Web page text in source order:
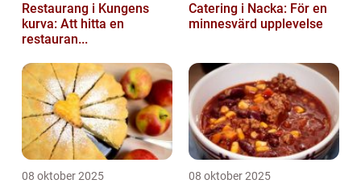
Restaurang i Kungens
kurva: Att hitta en
restauran...
Catering i Nacka: För en
minnesvärd upplevelse
08 oktober 2025 08 oktober 2025